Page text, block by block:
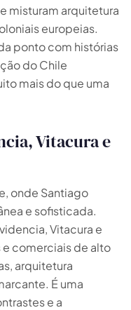
misturam arquitetura
europeias.
ponto com histórias
do Chile
mais do que uma
Vitacura e
onde Santiago
e sofisticada.
Vitacura e
e comerciais de alto
arquitetura
É uma
e a